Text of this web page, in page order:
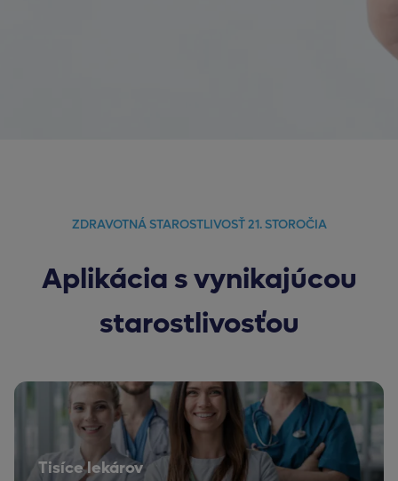
ZDRAVOTNÁ STAROSTLIVOSŤ 21. STOROČIA
Aplikácia s vynikajúcou
starostlivosťou
Tisíce lekárov